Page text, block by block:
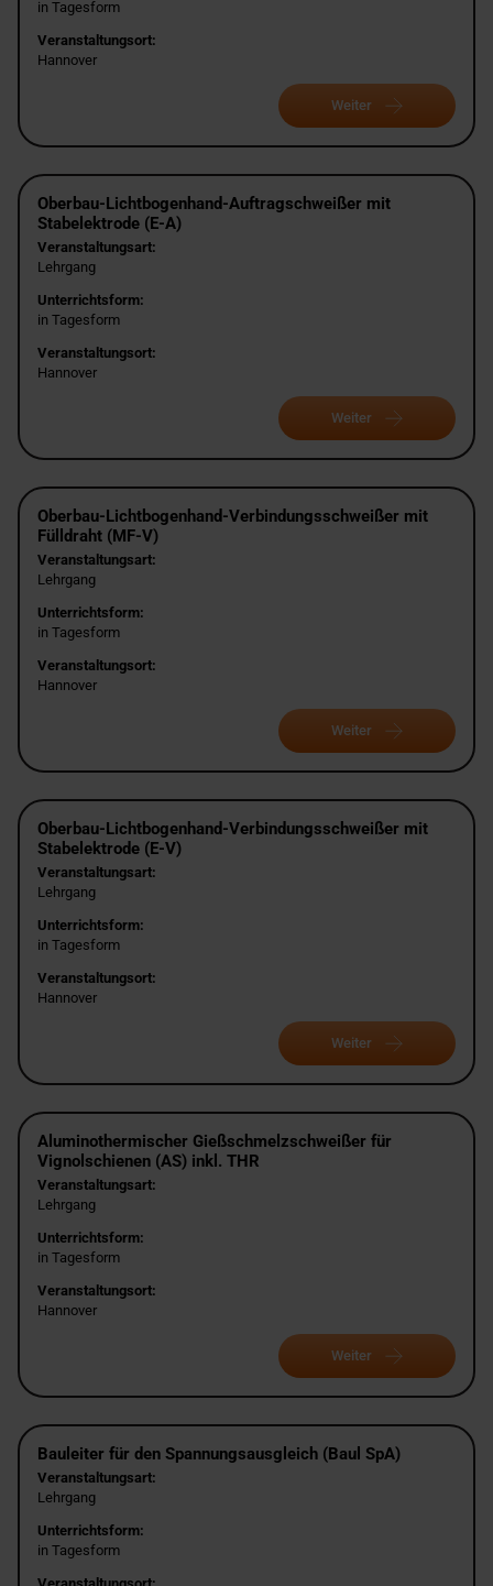
in Tagesform
Veranstaltungsort:
Hannover
Weiter
Oberbau-Lichtbogenhand-Auftragschweißer mit
Stabelektrode (E-A)
Veranstaltungsart:
Lehrgang
Unterrichtsform:
in Tagesform
Veranstaltungsort:
Hannover
Weiter
Oberbau-Lichtbogenhand-Verbindungsschweißer mit
Fülldraht (MF-V)
Veranstaltungsart:
Lehrgang
Unterrichtsform:
in Tagesform
Veranstaltungsort:
Hannover
Weiter
Oberbau-Lichtbogenhand-Verbindungsschweißer mit
Stabelektrode (E-V)
Veranstaltungsart:
Lehrgang
Unterrichtsform:
in Tagesform
Veranstaltungsort:
Hannover
Weiter
Aluminothermischer Gießschmelzschweißer für
Vignolschienen (AS) inkl. THR
Veranstaltungsart:
Lehrgang
Unterrichtsform:
in Tagesform
Veranstaltungsort:
Hannover
Weiter
Bauleiter für den Spannungsausgleich (Baul SpA)
Veranstaltungsart:
Lehrgang
Unterrichtsform:
in Tagesform